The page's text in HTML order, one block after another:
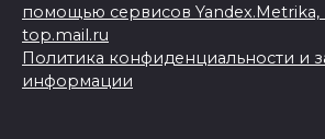
помощью сервисов
top.mail.ru
Политика конфиденциальности и
информации